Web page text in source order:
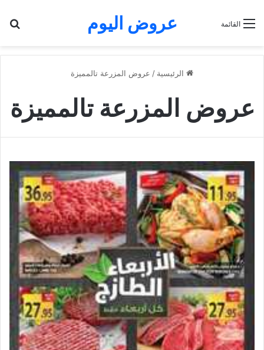
عروض اليوم القائمة
الرئيسية / عروض المزرعة تالمميزة
عروض المزرعة تالمميزة